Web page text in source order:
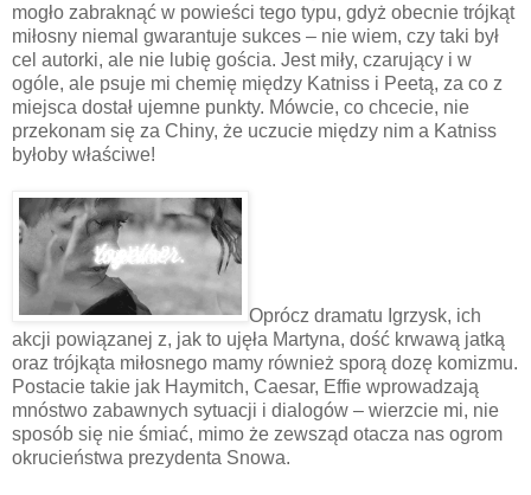
mogło zabraknąć w powieści tego typu, gdyż obecnie trójkąt
miłosny niemal gwarantuje sukces – nie wiem, czy taki był
cel autorki, ale nie lubię gościa. Jest miły, czarujący i w
ogóle, ale psuje mi chemię między Katniss i Peetą, za co z
miejsca dostał ujemne punkty. Mówcie, co chcecie, nie
przekonam się za Chiny, że uczucie między nim a Katniss
byłoby właściwe!
Oprócz dramatu Igrzysk, ich
akcji powiązanej z, jak to ujęła Martyna, dość krwawą jatką
oraz trójkąta miłosnego mamy również sporą dozę komizmu.
Postacie takie jak Haymitch, Caesar, Effie wprowadzają
mnóstwo zabawnych sytuacji i dialogów – wierzcie mi, nie
sposób się nie śmiać, mimo że zewsząd otacza nas ogrom
okrucieństwa prezydenta Snowa.